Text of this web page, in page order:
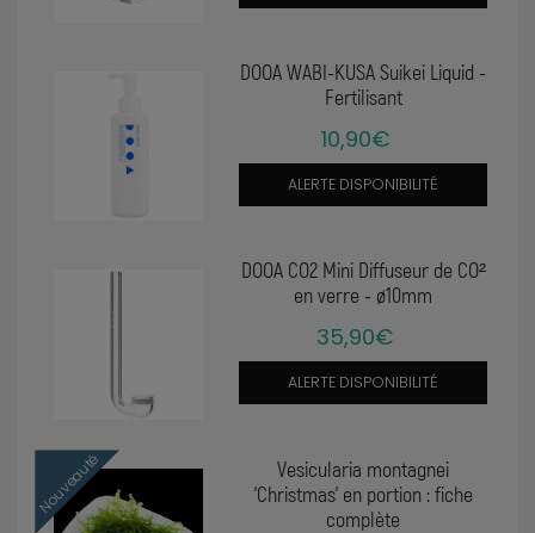
DOOA WABI-KUSA Suikei Liquid -
Fertilisant
10,90€
ALERTE DISPONIBILITÉ
DOOA CO2 Mini Diffuseur de CO²
en verre - ø10mm
35,90€
ALERTE DISPONIBILITÉ
Nouveauté
Vesicularia montagnei
'Christmas' en portion : fiche
complète